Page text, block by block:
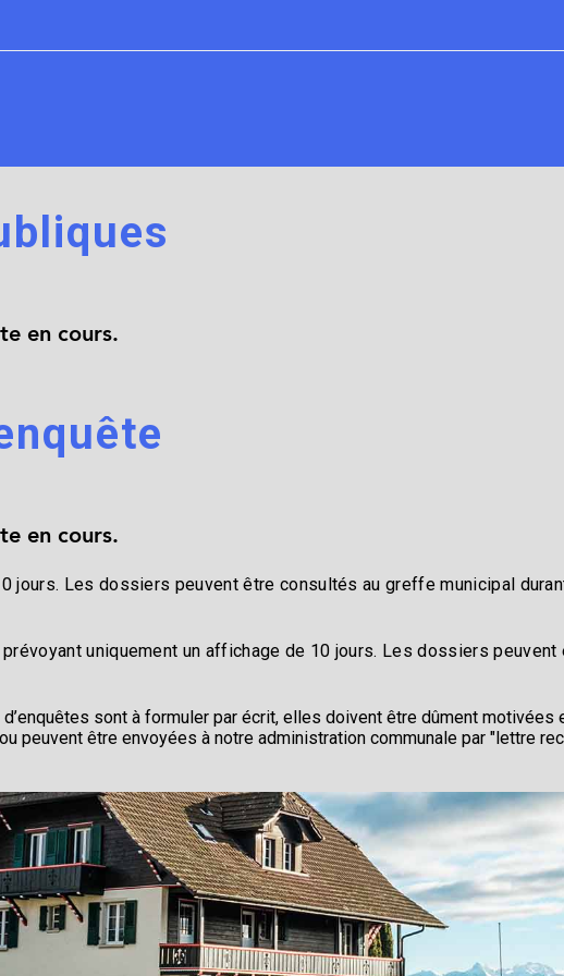
en cours.
en cours.
jours. Les dossiers peuvent être consultés au greffe municipal
uniquement un affichage de 10 jours. Les dossiers
sont à formuler par écrit, elles doivent être dûment
peuvent être envoyées à notre administration communale par "lettre